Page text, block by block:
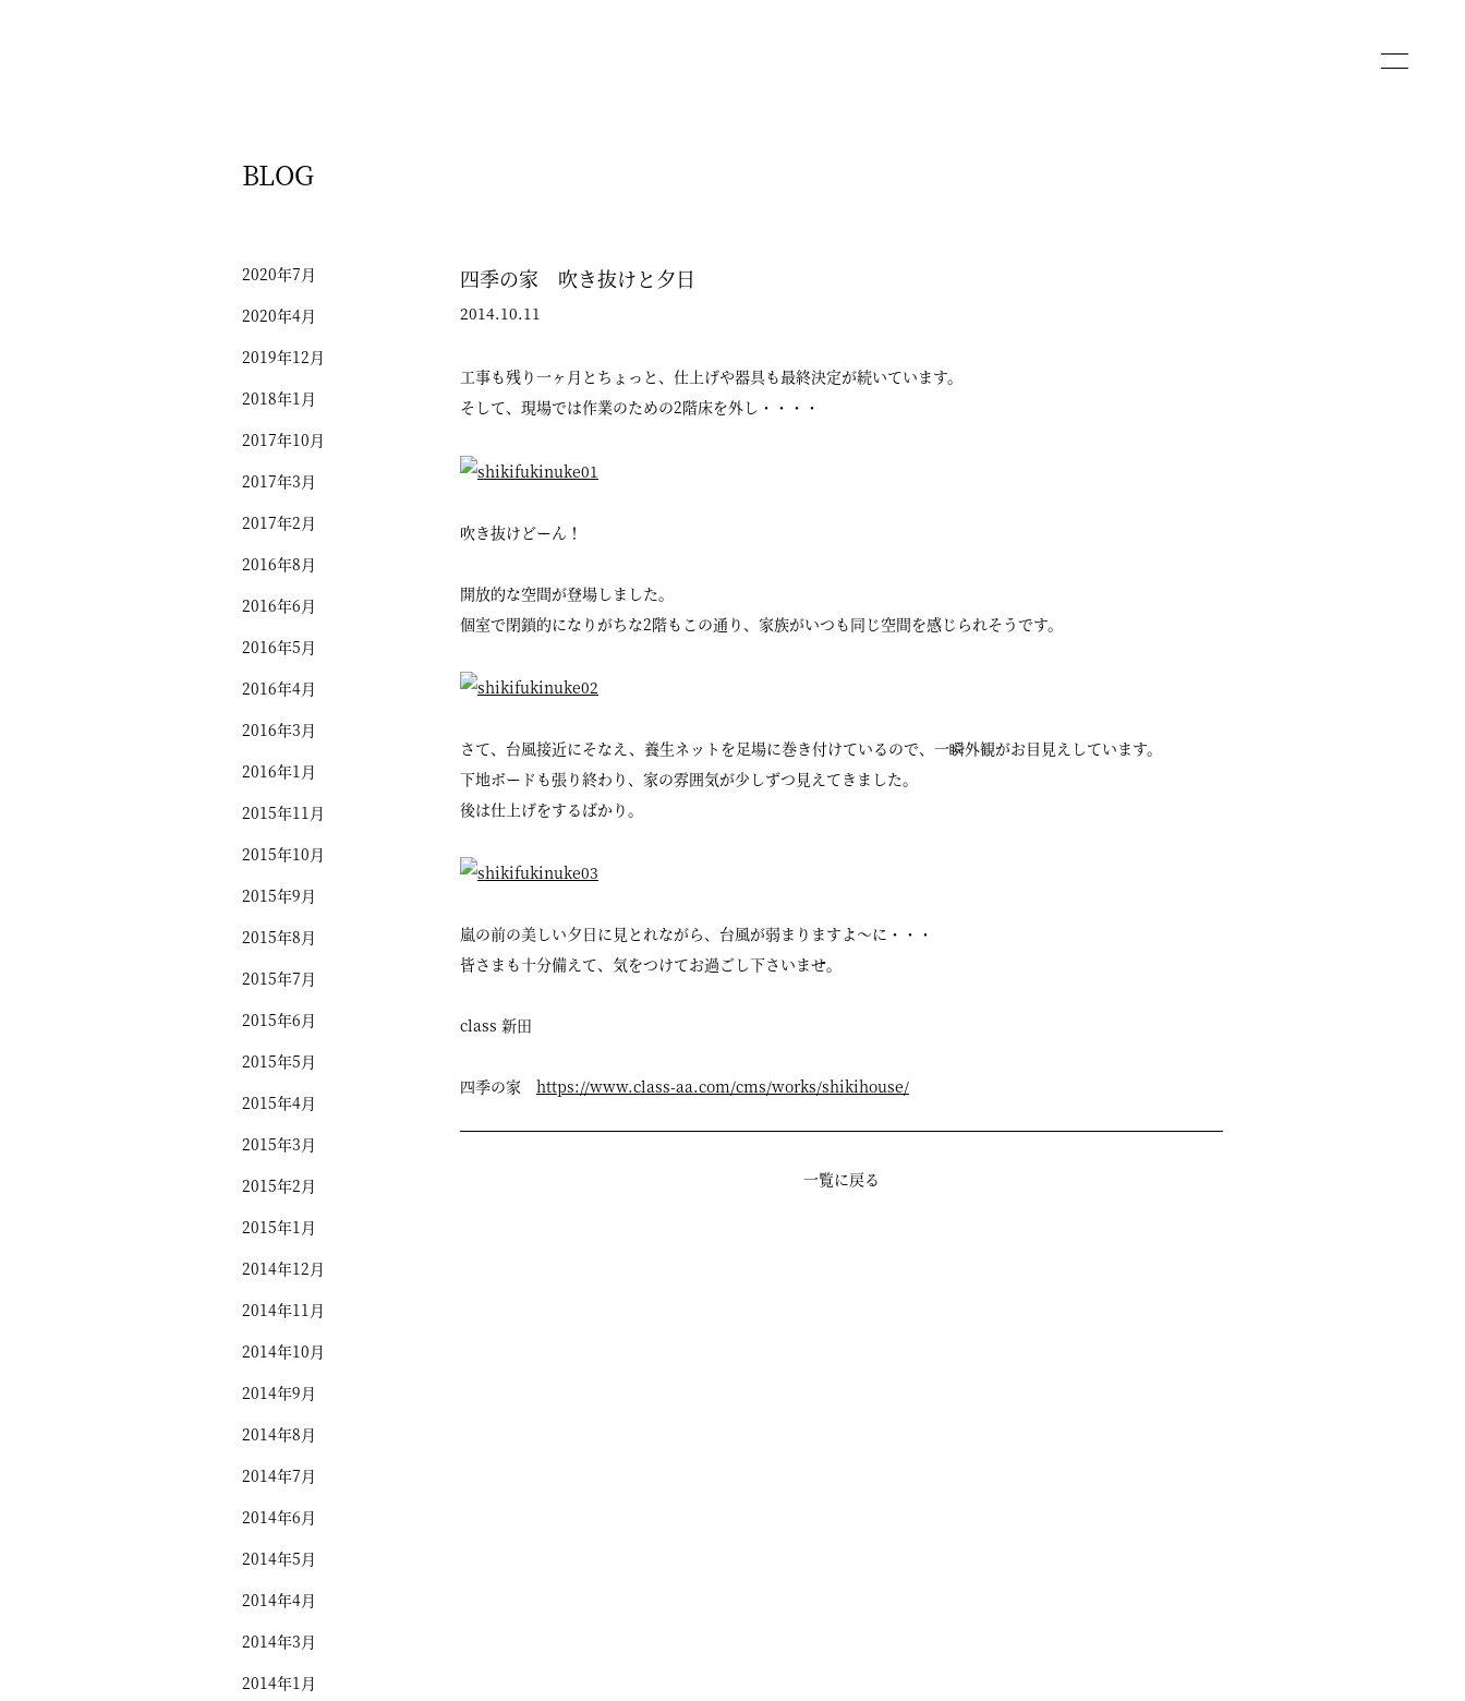
BLOG
2020年7月
2020年4月
2019年12月
2018年1月
2017年10月
2017年3月
2017年2月
2016年8月
2016年6月
2016年5月
2016年4月
2016年3月
2016年1月
2015年11月
2015年10月
2015年9月
2015年8月
2015年7月
2015年6月
2015年5月
2015年4月
2015年3月
2015年2月
2015年1月
2014年12月
2014年11月
2014年10月
2014年9月
2014年8月
2014年7月
2014年6月
2014年5月
2014年4月
2014年3月
2014年1月
四季の家 吹き抜けと夕日
2014.10.11
工事も残り一ヶ月とちょっと、仕上げや器具も最終決定が続いています。
そして、現場では作業のための2階床を外し・・・・
吹き抜けどーん！
開放的な空間が登場しました。
個室で閉鎖的になりがちな2階もこの通り、家族がいつも同じ空間を感じられそうです。
さて、台風接近にそなえ、養生ネットを足場に巻き付けているので、一瞬外観がお目見えしています。
下地ボードも張り終わり、家の雰囲気が少しずつ見えてきました。
後は仕上げをするばかり。
嵐の前の美しい夕日に見とれながら、台風が弱まりますよ〜に・・・
皆さまも十分備えて、気をつけてお過ごし下さいませ。
class 新田
四季の家 https://www.class-aa.com/cms/works/shikihouse/
一覧に戻る